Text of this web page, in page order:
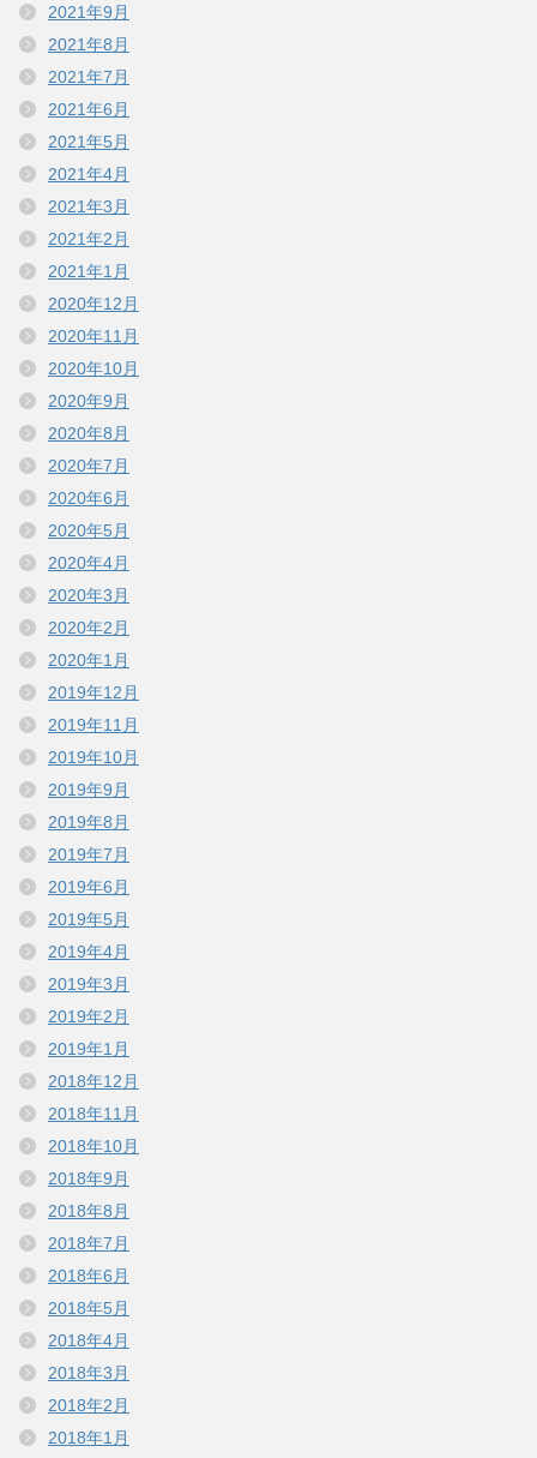
2021年9月
2021年8月
2021年7月
2021年6月
2021年5月
2021年4月
2021年3月
2021年2月
2021年1月
2020年12月
2020年11月
2020年10月
2020年9月
2020年8月
2020年7月
2020年6月
2020年5月
2020年4月
2020年3月
2020年2月
2020年1月
2019年12月
2019年11月
2019年10月
2019年9月
2019年8月
2019年7月
2019年6月
2019年5月
2019年4月
2019年3月
2019年2月
2019年1月
2018年12月
2018年11月
2018年10月
2018年9月
2018年8月
2018年7月
2018年6月
2018年5月
2018年4月
2018年3月
2018年2月
2018年1月